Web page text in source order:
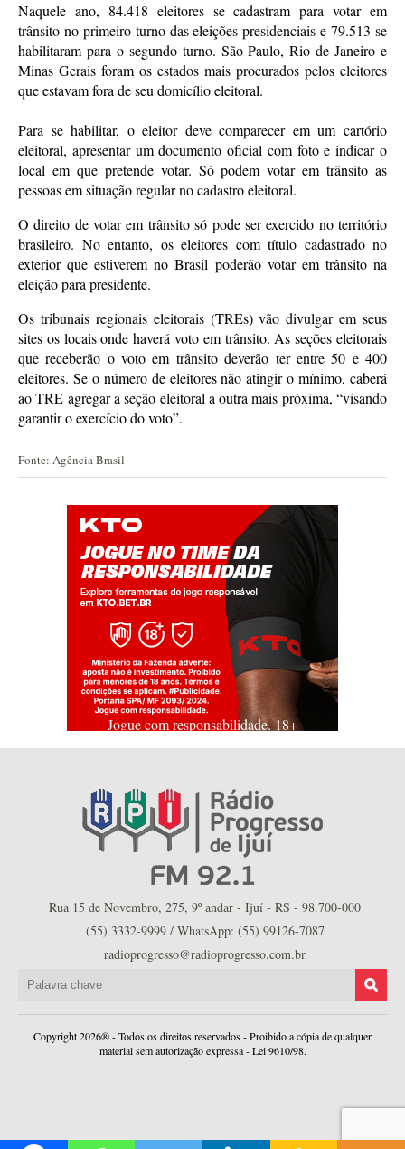
Naquele ano, 84.418 eleitores se cadastram para votar em
trânsito no primeiro turno das eleições presidenciais e 79.513 se
habilitaram para o segundo turno. São Paulo, Rio de Janeiro e
Minas Gerais foram os estados mais procurados pelos eleitores
que estavam fora de seu domicílio eleitoral.
Para se habilitar, o eleitor deve comparecer em um cartório
eleitoral, apresentar um documento oficial com foto e indicar o
local em que pretende votar. Só podem votar em trânsito as
pessoas em situação regular no cadastro eleitoral.
O direito de votar em trânsito só pode ser exercido no território
brasileiro. No entanto, os eleitores com título cadastrado no
exterior que estiverem no Brasil poderão votar em trânsito na
eleição para presidente.
Os tribunais regionais eleitorais (TREs) vão divulgar em seus
sites os locais onde haverá voto em trânsito. As seções eleitorais
que receberão o voto em trânsito deverão ter entre 50 e 400
eleitores. Se o número de eleitores não atingir o mínimo, caberá
ao TRE agregar a seção eleitoral a outra mais próxima, “visando
garantir o exercício do voto”.
Fonte: Agência Brasil
Jogue com responsabilidade. 18+
Rua 15 de Novembro, 275, 9º andar - Ijuí - RS - 98.700-000
(55) 3332-9999 / WhatsApp: (55) 99126-7087
radioprogresso@radioprogresso.com.br
Copyright 2026® - Todos os direitos reservados - Proibido a cópia de qualquer
material sem autorização expressa - Lei 9610/98.